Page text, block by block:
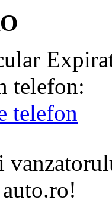
telefon:
telefon